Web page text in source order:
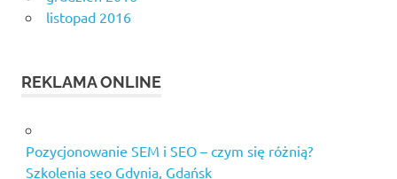
listopad 2016
REKLAMA ONLINE
Pozycjonowanie SEM i SEO – czym się różnią?
Szkolenia seo Gdynia, Gdańsk